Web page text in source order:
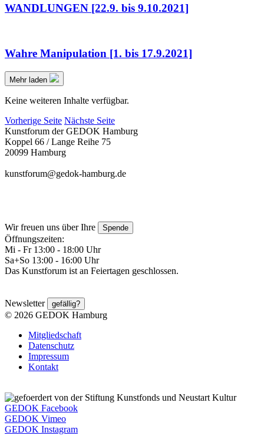
WANDLUNGEN [22.9. bis 9.10.2021]
Wahre Manipulation [1. bis 17.9.2021]
Mehr laden
Keine weiteren Inhalte verfügbar.
Vorherige Seite Nächste Seite
Kunstforum der GEDOK Hamburg
Koppel 66 / Lange Reihe 75
20099 Hamburg
kunstforum@gedok-hamburg.de
Wir freuen uns über Ihre Spende
Öffnungszeiten:
Mi - Fr 13:00 - 18:00 Uhr
Sa+So 13:00 - 16:00 Uhr
Das Kunstforum ist an Feiertagen geschlossen.
Newsletter gefällig?
© 2026 GEDOK Hamburg
Mitgliedschaft
Datenschutz
Impressum
Kontakt
GEDOK Facebook
GEDOK Vimeo
GEDOK Instagram